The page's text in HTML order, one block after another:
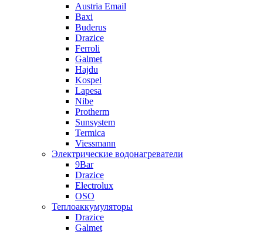
Austria Email
Baxi
Buderus
Drazice
Ferroli
Galmet
Hajdu
Kospel
Lapesa
Nibe
Protherm
Sunsystem
Termica
Viessmann
Электрические водонагреватели
9Bar
Drazice
Electrolux
OSO
Теплоаккумуляторы
Drazice
Galmet